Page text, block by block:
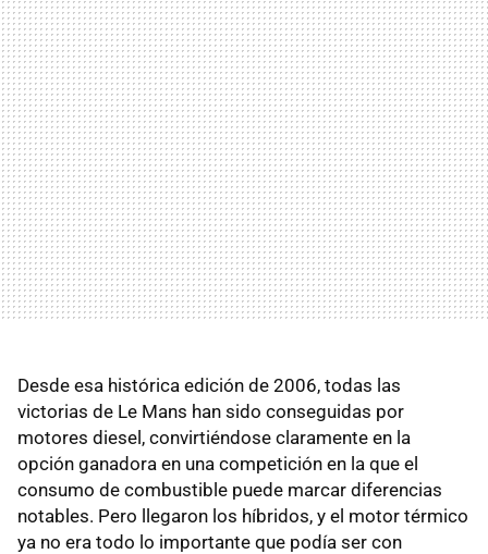
Desde esa histórica edición de 2006, todas las
victorias de Le Mans han sido conseguidas por
motores diesel, convirtiéndose claramente en la
opción ganadora en una competición en la que el
consumo de combustible puede marcar diferencias
notables. Pero llegaron los híbridos, y el motor térmico
ya no era todo lo importante que podía ser con